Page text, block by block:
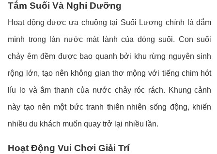
Tắm Suối Và Nghỉ Dưỡng
Hoạt động được ưa chuộng tại Suối Lương chính là đắm
mình trong làn nước mát lành của dòng suối. Con suối
chảy êm đềm được bao quanh bởi khu rừng nguyên sinh
rộng lớn, tạo nên không gian thơ mộng với tiếng chim hót
líu lo và âm thanh của nước chảy róc rách. Khung cảnh
này tạo nên một bức tranh thiên nhiên sống động, khiến
nhiều du khách muốn quay trở lại nhiều lần.
Hoạt Động Vui Chơi Giải Trí